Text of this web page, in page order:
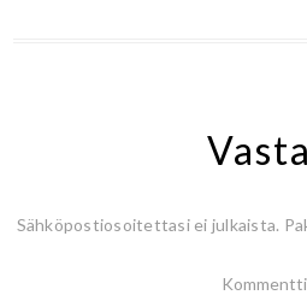
Sähköpostiosoitettasi ei julkaista.
Kommentti